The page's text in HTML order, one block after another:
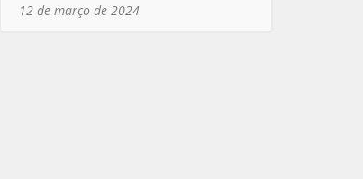
12 de março de 2024